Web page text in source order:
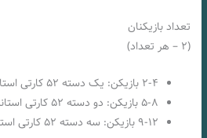
تعداد بازیکنان
(۲ – هر تعداد)
۲-۴ بازیکن: یک دسته ۵۲ کارتی استاندارد
۵-۸ بازیکن: دو دسته ۵۲ کارتی استاندارد
۹-۱۲ بازیکن: سه دسته ۵۲ کارتی استاندارد